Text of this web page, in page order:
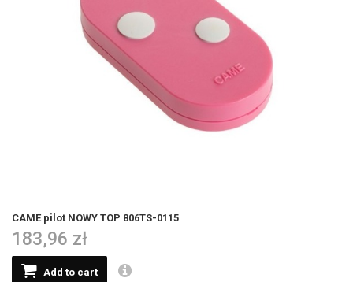
CAME pilot NOWY TOP 806TS-0115
183,96 zł
Add to cart